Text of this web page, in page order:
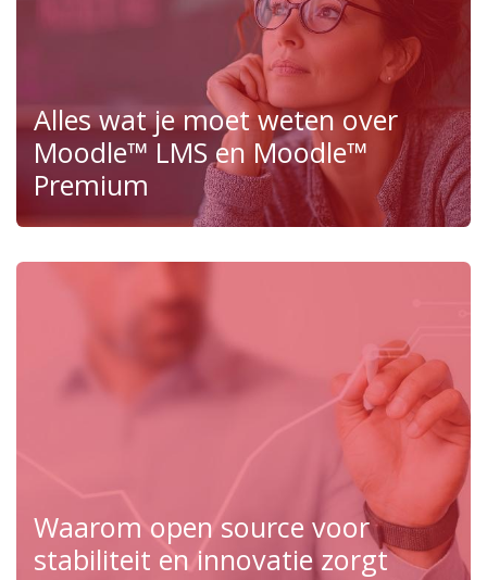
Alles wat je moet weten over
Moodle™ LMS en Moodle™
Premium
Waarom open source voor
stabiliteit en innovatie zorgt